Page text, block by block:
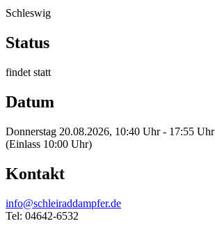
Schleswig
Status
findet statt
Datum
Donnerstag 20.08.2026, 10:40 Uhr - 17:55 Uhr
(Einlass 10:00 Uhr)
Kontakt
info@schleiraddampfer.de
Tel: 04642-6532